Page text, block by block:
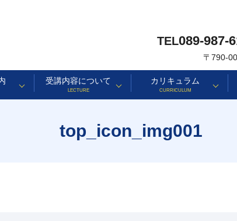
TEL089-987-
〒790-
受講内容について
LECTURE
カリキュラム
CURRICULUM
top_icon_img001